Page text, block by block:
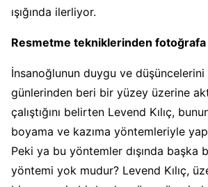
ışığında ilerliyor.
Resmetme tekniklerinden fotoğrafa
İnsanoğlunun duygu ve
günlerinden beri bir yüzey üzerine
çalıştığını belirten Levend Kılıç,
boyama ve kazıma yöntemleriyle
Peki ya bu yöntemler dışında başka
yöntemi yok mudur? Levend Kılıç,